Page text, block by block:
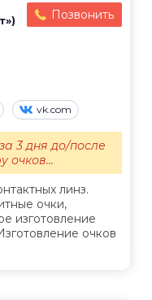
Позвонить
vk.com
линз.
очки,
изготовление
очков
3 дня до/после
очков...